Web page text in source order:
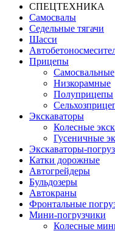
СПЕЦТЕХНИКА
Самосвалы
Седельные тягачи
Шасси
Прицепы
Самосвальные
Низкорамные
Полуприцепы
Экскаваторы
Колесные
Гусеничные
Экскаваторы-
Катки дорожные
Автогрейдеры
Бульдозеры
Автокраны
Фронтальные
Мини-погрузчики
Колесные